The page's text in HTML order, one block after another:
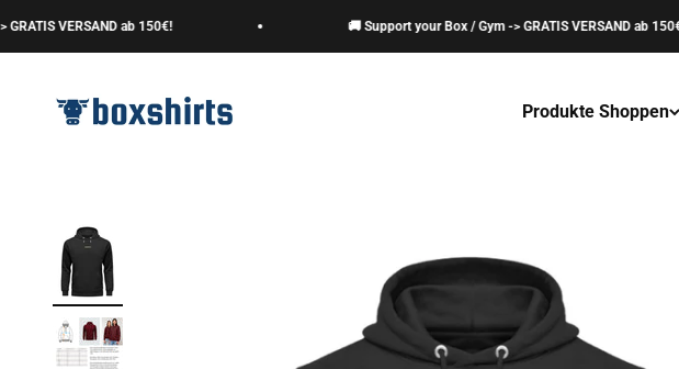
VERSAND ab 150€! 🚚 Support your Box / Gym -> GRATIS VERSAND ab 150€!
Produkte Shoppen
boxshirts